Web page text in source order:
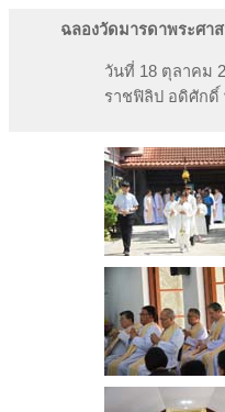
ฉลองวัดมารดาพระศา
วันที่ 18 ตุลาคม
ราชฟิลิป อดิศักดิ์